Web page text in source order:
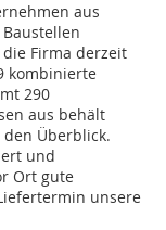
aus
Firma derzeit
kombinierte
290
aus behält
Überblick.
und
Ort gute
unsere